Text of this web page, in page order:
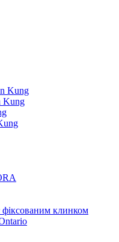
Kung
Kung
клинком